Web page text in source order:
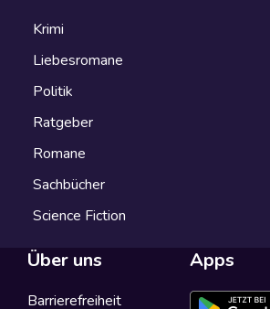
Krimi
Liebesromane
Politik
Ratgeber
Romane
Sachbücher
Science Fiction
Über uns
Barrierefreiheit
Apps